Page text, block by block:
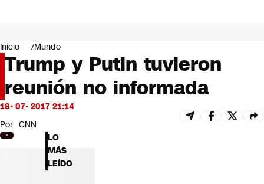
Negocios
Deportes
Programas completos
Cultura
Servicios
Bits
CNN Data
CNN tiempo
Futuro 360
Inicio Mundo
Trump y Putin tuvieron
reunión no informada
18- 07- 2017 21:14
Por CNN
LO
MÁS
LEÍDO